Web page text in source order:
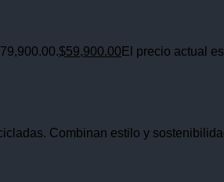
$59,900.00 El precio actual
Combinan estilo y